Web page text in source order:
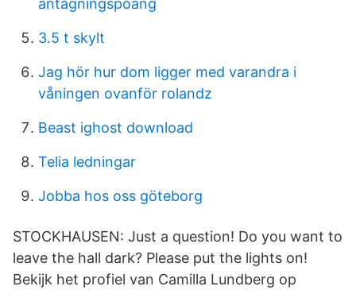
antagningspoäng
3.5 t skylt
Jag hör hur dom ligger med varandra i
våningen ovanför rolandz
Beast ighost download
Telia ledningar
Jobba hos oss göteborg
STOCKHAUSEN: Just a question! Do you want to
leave the hall dark? Please put the lights on!
Bekijk het profiel van Camilla Lundberg op